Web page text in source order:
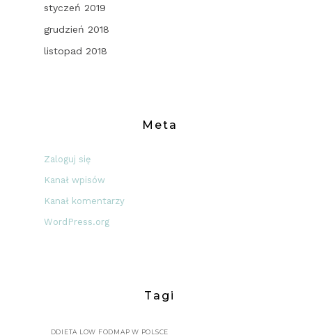
styczeń 2019
grudzień 2018
listopad 2018
Meta
Zaloguj się
Kanał wpisów
Kanał komentarzy
WordPress.org
Tagi
DDIETA LOW FODMAP W POLSCE